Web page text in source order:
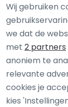
jack&jones
12300045 Ecru
Analytische
Wij gebruiken
we dat de
met 2 partners
anoniem te
relevante
cookies je
kies